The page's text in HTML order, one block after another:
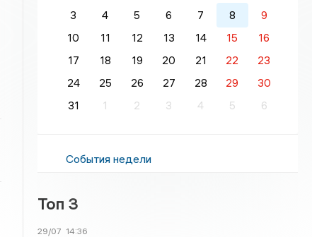
3
4 5 6 7 8
9
10
11 12 13 14 15
16
17
18 19 20 21 22
23
24
25 26 27 28 29
30
31
1 2 3 4 5 6
События недели
Топ 3
29/07 14:36